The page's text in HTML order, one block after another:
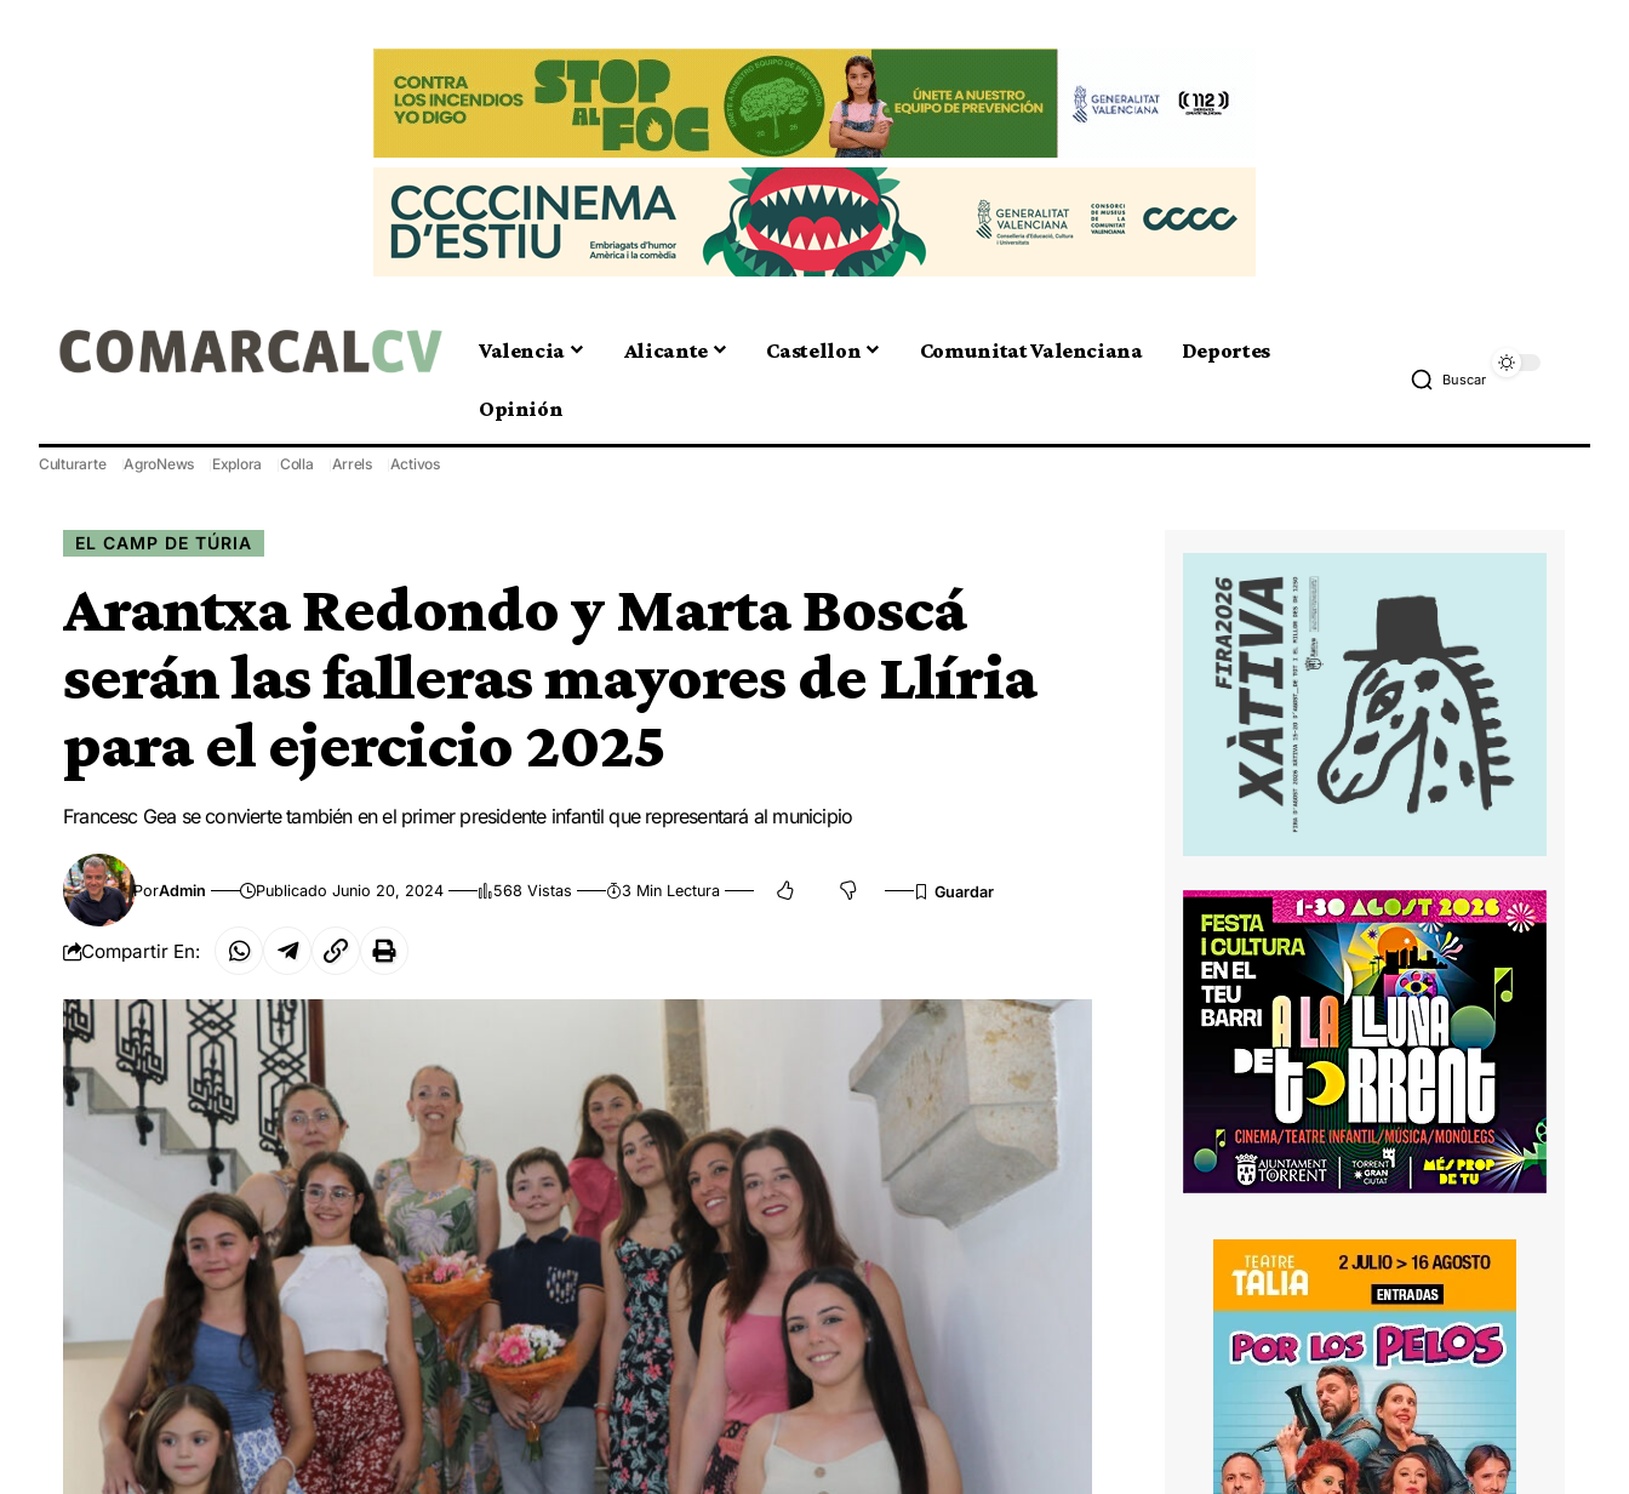
Valencia Alicante Castellon Comunitat Valenciana Deportes
Opinión
Buscar
Culturarte AgroNews Explora Colla Arrels Activos
EL CAMP DE TÚRIA
Arantxa Redondo y Marta Boscá
serán las falleras mayores de Llíria
para el ejercicio 2025
Francesc Gea se convierte también en el primer presidente infantil que representará al municipio
PorAdmin Publicado Junio 20, 2024 568 Vistas 3 Min Lectura
Compartir En: